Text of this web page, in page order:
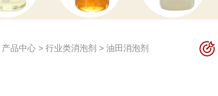
产品中心 > 行业类消泡剂 > 油田消泡剂